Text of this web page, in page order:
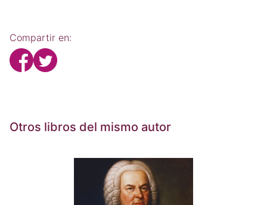
Compartir en:
Otros libros del mismo autor